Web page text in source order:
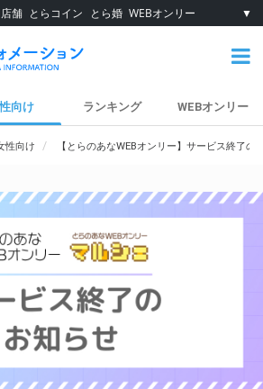
店舗 とらコイン とら婚 WEBオンリー ▼
向け ランキング WEBオンリー
性向け 【とらのあなWEBオンリー】サービス終了の